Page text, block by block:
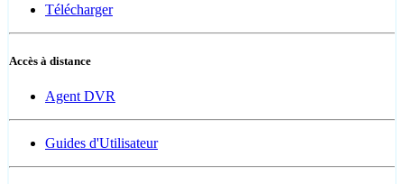
Télécharger
Accès à distance
Agent DVR
Guides d'Utilisateur